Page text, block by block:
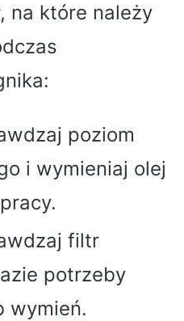
na które należy
poziom
i wymieniaj olej
filtr
potrzeby
wymień.